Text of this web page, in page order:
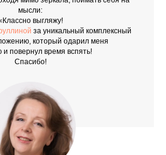
мысли:
выгляжу!
за уникальный комплексный
, который одарил меня
и повернул время вспять!
Спасибо!